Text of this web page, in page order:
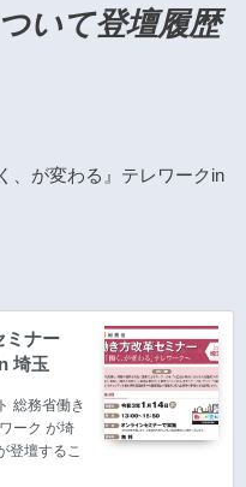
んな賞なの
ナーはな
いて登壇履歴
が変わる』テレワークin
ミナー
埼玉
総務省働き
ーク が埼
登壇するこ